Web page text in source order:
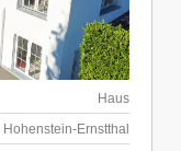
Haus
Hohenstein-Ernstthal